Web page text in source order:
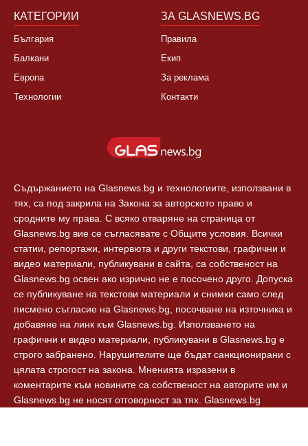
КАТЕГОРИИ
България
Балкани
Европа
Технологии
ЗА GLASNEWS.BG
Правила
Екип
За реклама
Контакти
Съдържанието на Glasnews.bg и технологиите, използвани в
тях, са под закрила на Закона за авторското право и
сродните му права. С всяко отваряне на страница от
Glasnews.bg вие се съгласявате с Общите условия. Всички
статии, репортажи, интервюта и други текстови, графични и
видео материали, публикувани в сайта, са собственост на
Glasnews.bg освен ако изрично не е посочено друго. Допуска
се публикуване на текстови материали и снимки само след
писмено съгласие на Glasnews.bg, посочване на източника и
добавяне на линк към Glasnews.bg. Използването на
графични и видео материали, публикувани в Glasnews.bg е
строго забранено. Нарушителите ще бъдат санкционирани с
цялата строгост на закона. Мненията изразени в
коментарите към новините са собственост на авторите им и
Glasnews.bg не носят отговорност за тях. Glasnews.bg